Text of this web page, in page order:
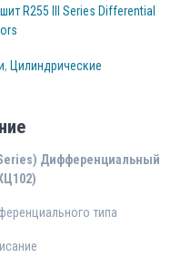
R255 III Series Differential
, Цилиндрические
Series) Дифференциальный
типа